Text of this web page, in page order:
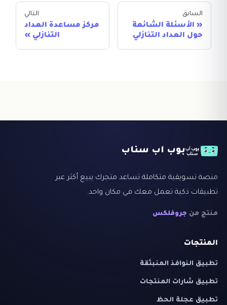
السابق
الأسئلة الشائعة
حول العداد التنازلي
التالي
مركز مساعدة العداد
التنازلي
بوب اب سناب
منصة تسويقية متكاملة تساعد متجرك يبيع أكثر عبر
تطبيقات ذكية تعمل معك في مكان واحد.
منتج من جروفلكس
المنتجات
تطبيق النوافذ المنبثقة
تطبيق شارات المنتجات
تطبيق عجلة الحظ